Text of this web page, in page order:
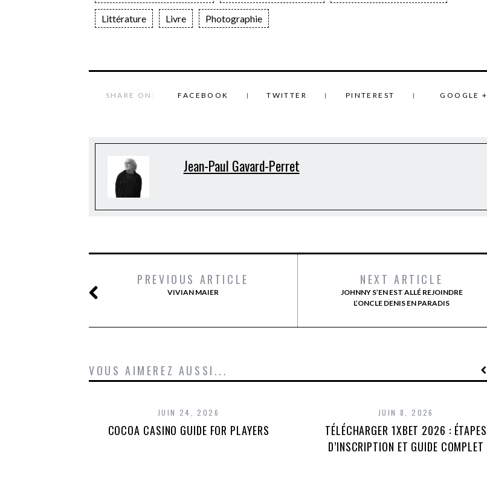
Littérature Livre Photographie
SHARE ON: FACEBOOK TWITTER PINTEREST GOOGLE +
Jean-Paul Gavard-Perret
PREVIOUS ARTICLE
VIVIAN MAIER
NEXT ARTICLE
JOHNNY S’EN EST ALLÉ REJOINDRE
L’ONCLE DENIS EN PARADIS
VOUS AIMEREZ AUSSI...
JUIN 24, 2026
COCOA CASINO GUIDE FOR PLAYERS
JUIN 8, 2026
TÉLÉCHARGER 1XBET 2026 : ÉTAPES
D’INSCRIPTION ET GUIDE COMPLET